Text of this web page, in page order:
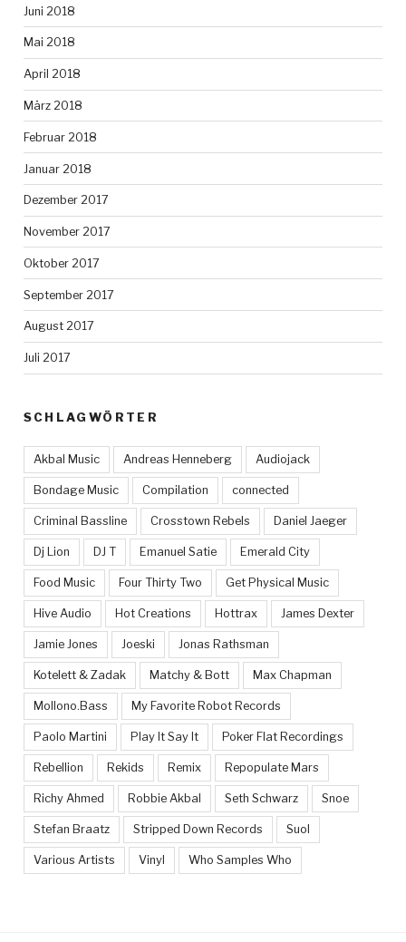
Juni 2018
Mai 2018
April 2018
März 2018
Februar 2018
Januar 2018
Dezember 2017
November 2017
Oktober 2017
September 2017
August 2017
Juli 2017
SCHLAGWÖRTER
Akbal Music Andreas Henneberg Audiojack
Bondage Music Compilation connected
Criminal Bassline Crosstown Rebels Daniel Jaeger
Dj Lion DJ T Emanuel Satie Emerald City
Food Music Four Thirty Two Get Physical Music
Hive Audio Hot Creations Hottrax James Dexter
Jamie Jones Joeski Jonas Rathsman
Kotelett & Zadak Matchy & Bott Max Chapman
Mollono.Bass My Favorite Robot Records
Paolo Martini Play It Say It Poker Flat Recordings
Rebellion Rekids Remix Repopulate Mars
Richy Ahmed Robbie Akbal Seth Schwarz Snoe
Stefan Braatz Stripped Down Records Suol
Various Artists Vinyl Who Samples Who